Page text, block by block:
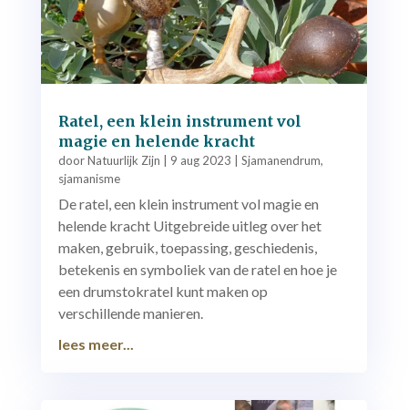
Ratel, een klein instrument vol
magie en helende kracht
doorNatuurlijk Zijn 9 aug 2023 Sjamanendrum,
sjamanisme
De ratel, een klein instrument vol magie en
helende kracht Uitgebreide uitleg over het
maken, gebruik, toepassing, geschiedenis,
betekenis en symboliek van de ratel en hoe je
een drumstokratel kunt maken op
verschillende manieren.
lees meer...